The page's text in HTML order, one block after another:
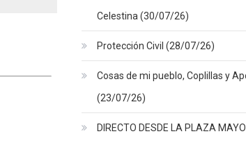
Celestina (30/07/26)
Protección Civil (28/07/26)
Cosas de mi pueblo, Coplillas y
(23/07/26)
DIRECTO DESDE LA PLAZA